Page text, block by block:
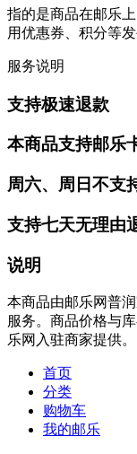
指的是商品在邮乐
用优惠券、积分等
服务说明
支持极速退款
本商品支持邮乐
周六、周日不支
支持七天无理由
说明
本商品由邮乐网普
服务。商品价格与
乐网入驻商家提供。
首页
分类
购物车
我的邮乐